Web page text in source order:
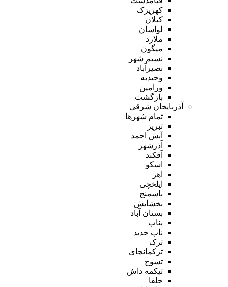
کهریزک
کیلان
لواسان
ملارد
میگون
نسیم شهر
نصیرآباد
وحیدیه
ورامین
بازگشت
آذربایجان شرقی
تمام شهر‌ها
تبریز
آبش احمد
آذرشهر
آقکند
اسکو
اهر
ایلخچی
باسمنج
بخشایش
بستان آباد
بناب
ناب جدید
ترک
ترکمانچای
تسوج
تیکمه داش
جلفا